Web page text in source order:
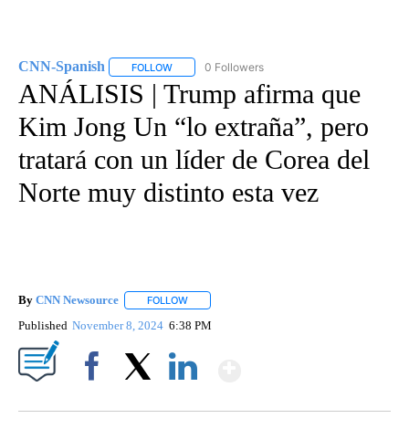
CNN-Spanish FOLLOW FOLLOW "CNN-SPANISH" TO RECEIVE
0 Followers
ANÁLISIS | Trump afirma que
Kim Jong Un “lo extraña”, pero
tratará con un líder de Corea del
Norte muy distinto esta vez
By CNN Newsource FOLLOW
Published November 8, 2024 6:38 PM